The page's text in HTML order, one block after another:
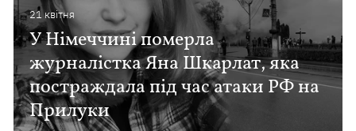
21 квiтня
У Німеччині померла
журналістка Яна Шкарлат, яка
постраждала під час атаки РФ на
Прилуки